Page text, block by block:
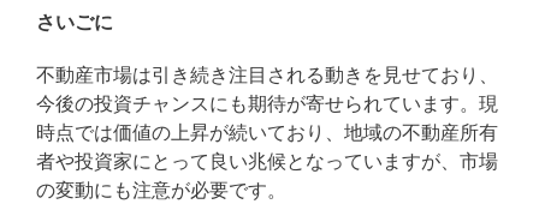
さいごに
不動産市場は引き続き注目される動きを見せており、
今後の投資チャンスにも期待が寄せられています。現
時点では価値の上昇が続いており、地域の不動産所有
者や投資家にとって良い兆候となっていますが、市場
の変動にも注意が必要です。